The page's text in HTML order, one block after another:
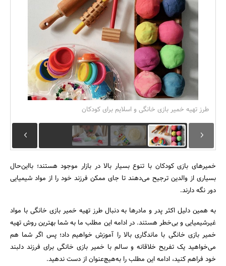
بانک، بیمه و سرمایه
مسکن و ساختمان
طرز تهیه خمیر بازی خانگی و اسلایم برای کودکان
خمیرهای بازی کودکان با تنوع بسیار بالا در بازار موجود هستند؛ بااین‌حال
بسیاری از والدین ترجیح می‌دهند تا جای ممکن فرزند خود را از مواد شیمیایی
دور نگه دارند.
به همین دلیل اکثر پدر و مادرها به دنبال طرز تهیه خمیر بازی خانگی با مواد
غیرشیمیایی و بی‌خطر هستند. در ادامه این مطلب ما به شما بهترین روش تهیه
خمیر بازی خانگی با ماندگاری بالا را آموزش خواهیم داد؛ پس اگر شما هم
می‌خواهید یک تفریح خلاقانه و سالم با خمیر بازی خانگی برای فرزند دلبند
خود فراهم کنید، ادامه این مطلب را به‌هیچ‌عنوان از دست ندهید.